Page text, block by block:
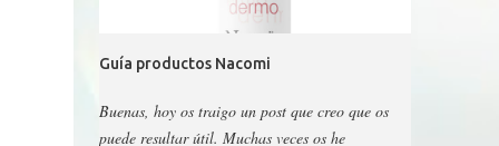
Guía productos Nacomi
Buenas, hoy os traigo un post que creo que os
puede resultar útil. Muchas veces os he